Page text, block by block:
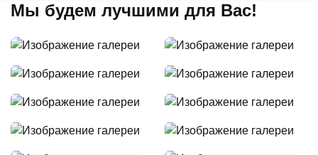
Мы будем лучшими для Вас!